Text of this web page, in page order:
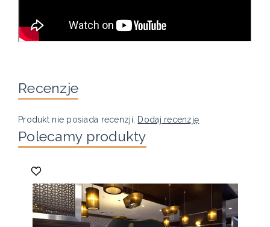
Recenzje
Produkt nie posiada recenzji. Dodaj recenzję
Polecamy produkty